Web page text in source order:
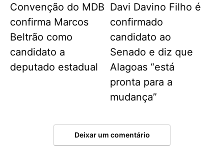
Convenção do MDB
confirma Marcos
Beltrão como
candidato a
deputado estadual
Davi Davino Filho é
confirmado
candidato ao
Senado e diz que
Alagoas “está
pronta para a
mudança”
Deixar um comentário